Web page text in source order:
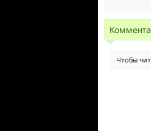
Чтобы